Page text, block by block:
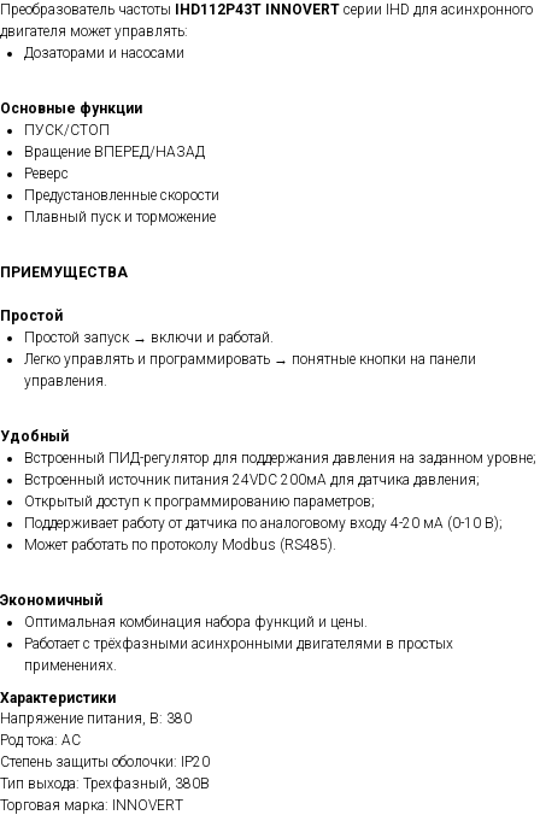
Преобразователь частоты
IHD112P43T INNOVERT серии IHD для асинхронного
двигателя может управлять:
Дозаторами и насосами
Основные функции
ПУСК/СТОП
Вращение ВПЕРЕД/НАЗАД
Реверс
Предустановленные скорости
Плавный пуск и торможение
ПРИЕМУЩЕСТВА
Простой
Простой запуск → включи и работай.
Легко управлять и программировать → понятные кнопки на панели
управления.
Удобный
Встроенный ПИД-регулятор для поддержания давления на заданном уровне;
Встроенный источник питания 24VDC 200мА для датчика давления;
Открытый доступ к программированию параметров;
Поддерживает работу от датчика по аналоговому входу 4-20 мА (0-10 В);
Может работать по протоколу Modbus (RS485).
Экономичный
Оптимальная комбинация набора функций и цены.
Работает с трёхфазными асинхронными двигателями в простых
применениях.
Характеристики
Напряжение питания, В: 380
Род тока: AC
Степень защиты оболочки: IP20
Тип выхода: Трехфазный, 380В
Торговая марка: INNOVERT